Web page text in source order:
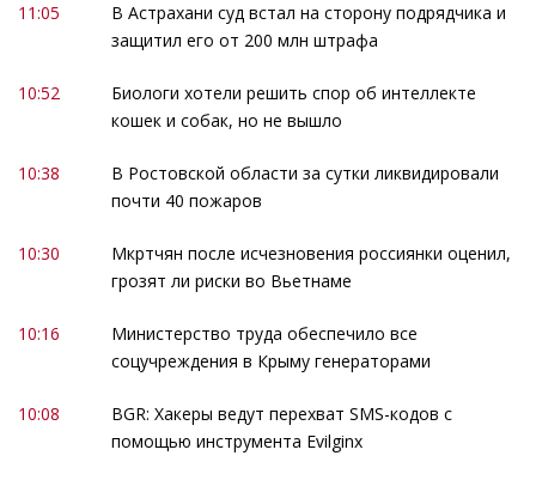
11:05
В Астрахани суд встал на сторону подрядчика и
защитил его от 200 млн штрафа
10:52
Биологи хотели решить спор об интеллекте
кошек и собак, но не вышло
10:38
В Ростовской области за сутки ликвидировали
почти 40 пожаров
10:30
Мкртчян после исчезновения россиянки оценил,
грозят ли риски во Вьетнаме
10:16
Министерство труда обеспечило все
соцучреждения в Крыму генераторами
10:08
BGR: Хакеры ведут перехват SMS-кодов с
помощью инструмента Evilginx